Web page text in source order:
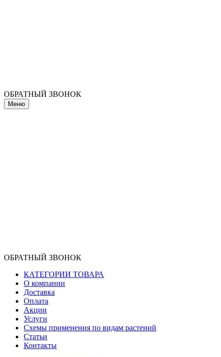
ОБРАТНЫЙ ЗВОНОК
Меню
ОБРАТНЫЙ ЗВОНОК
КАТЕГОРИИ ТОВАРА
О компании
Доставка
Оплата
Акции
Услуги
Схемы применения по видам растений
Статьи
Контакты